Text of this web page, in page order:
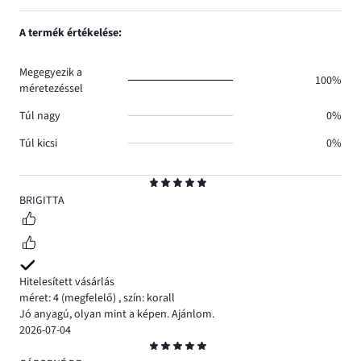
5
BRIGITTA
Hitelesített vásárlás
méret: 4 (megfelelő) ,szín: korall
Jó anyagú, olyan mint a képen. Ajánlom.
2026-07-04
1,
A termék értékelése:
Megegyezik a
méretezéssel
100%
Túl nagy
0%
Túl kicsi
0%